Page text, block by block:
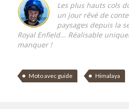
Les plus hauts cols
un jour rêvé de
paysages depuis la
Royal Enfield... Réalisable
manquer !
Moto avec guide Himalaya